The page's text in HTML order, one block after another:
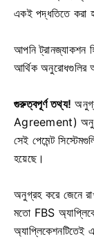
একই পদ্ধতিতে করা
আপনি
আর্থিক অনুরোধগুলির
গুরুত্বপূর্ণ তথ্য!
Agreement)
সেই পেমেন্ট
হয়েছে।
অনুগ্রহ করে জেনে
মতো FBS